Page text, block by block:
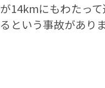
にもわたっ
という事故がありま